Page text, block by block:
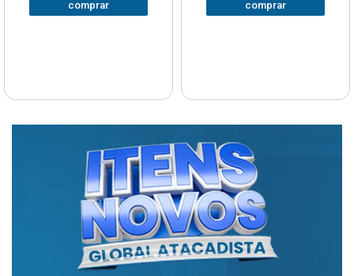
comprar
comprar